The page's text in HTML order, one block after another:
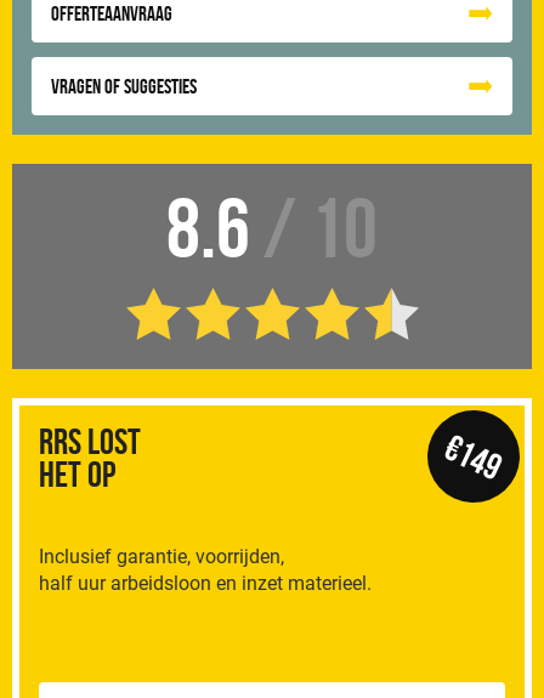
Offerteaanvraag
Vragen of suggesties
8.6 / 10
RRS Lost
het op
Inclusief garantie, voorrijden,
half uur arbeidsloon en inzet materieel.
€149